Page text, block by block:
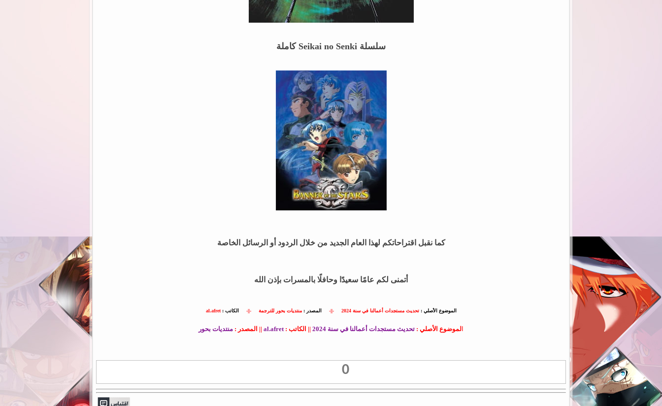
سلسلة Seikai no Senki كاملة
كما نقبل اقتراحاتكم لهذا العام الجديد من خلال الردود أو الرسائل الخاصة
أتمنى لكم عامًا سعيدًا وحافلًا بالمسرات بإذن الله
الموضوع الأصلي :تحديث مستجدات أعمالنا في سنة 2024 -||- المصدر :منتديات بحور للترجمة -||- الكاتب :al.afret
الموضوع الأصلي : تحديث مستجدات أعمالنا في سنة 2024 || الكاتب :al.afret || المصدر : منتديات بحور
0